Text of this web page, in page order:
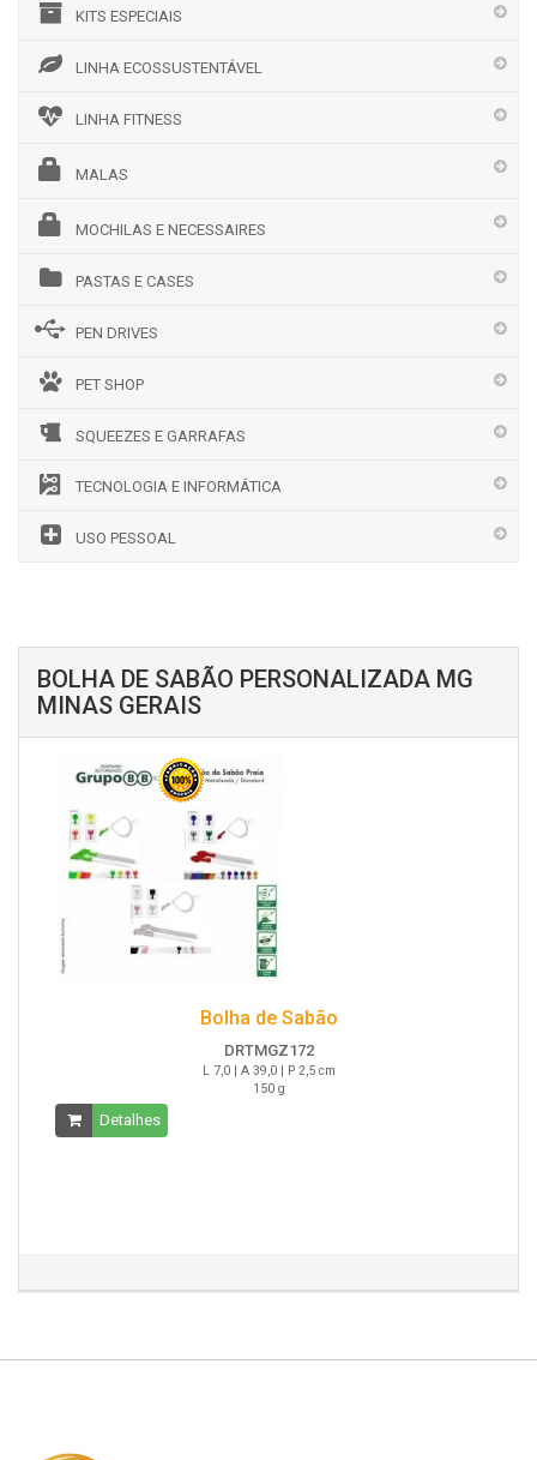
KITS ESPECIAIS
LINHA ECOSSUSTENTÁVEL
LINHA FITNESS
MALAS
MOCHILAS E NECESSAIRES
PASTAS E CASES
PEN DRIVES
PET SHOP
SQUEEZES E GARRAFAS
TECNOLOGIA E INFORMÁTICA
USO PESSOAL
BOLHA DE SABÃO PERSONALIZADA MG
MINAS GERAIS
Bolha de Sabão
DRTMGZ172
L 7,0 | A 39,0 | P 2,5 cm
150 g
Detalhes